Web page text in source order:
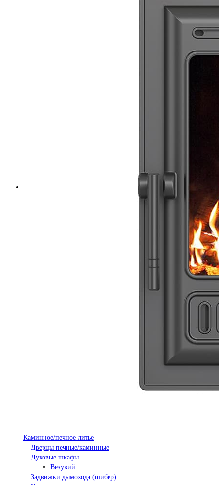
Каминное/печное литье
Дверцы печные/каминные
Духовые шкафы
Везувий
Задвижки дымохода (шибер)